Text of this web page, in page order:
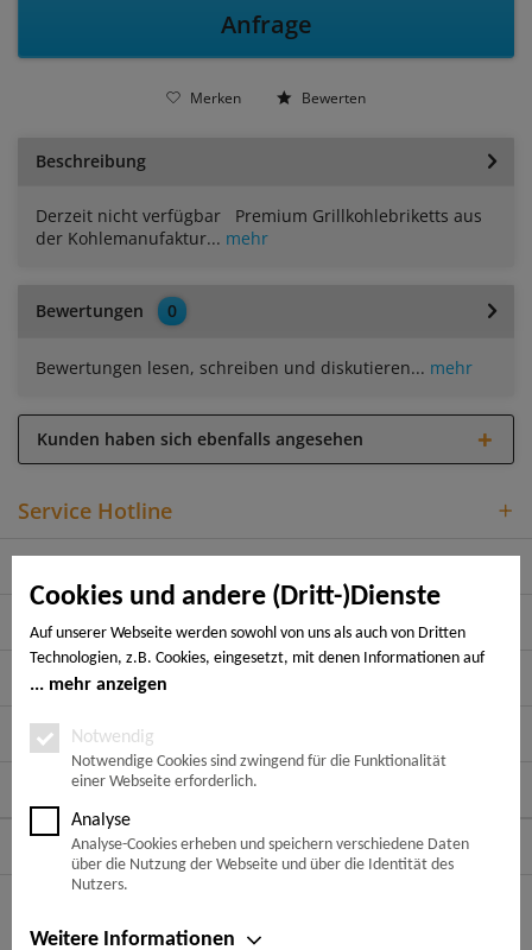
Cookies und andere (Dritt-)Dienste
Auf unserer Webseite werden sowohl von uns als auch von Dritten
Technologien, z.B. Cookies, eingesetzt, mit denen Informationen auf
Ihrem Endgerät gespeichert und/oder von Ihrem Endgerät abgerufen
Notwendige Cookies, Analyse-, Marketing- und Statistik-Cookies. Bei
den notwendigen Cookies handelt es sich um solche, die technisch
notwendig sind, um den von Ihnen gewünschten Dienst
bereitzustellen, die übrigen Cookies werden nur auf Grund einer von
Ihnen erteilten Einwilligung gesetzt. Die Einwilligung ist freiwillig.
Personen, die das 16. Lebensjahr noch nicht vollendet haben,
benötigen die Zustimmung der Sorgeberechtigten. Sie können Ihre
Sie dazu lediglich den Cookie-Banner erneut auf und ändern Sie Ihre
mehr anzeigen
Notwendig
Notwendige Cookies sind zwingend für die Funktionalität
einer Webseite erforderlich.
Analyse
Analyse-Cookies erheben und speichern verschiedene Daten
über die Nutzung der Webseite und über die Identität des
Nutzers.
Weitere Informationen
Anfrage
Merken Bewerten
Beschreibung
Derzeit nicht verfügbar Premium Grillkohlebriketts aus
der Kohlemanufaktur... mehr
Bewertungen 0
Bewertungen lesen, schreiben und diskutieren... mehr
Kunden haben sich ebenfalls angesehen
Service Hotline
Informationen
Rechtliches
Zahlungsarten
Folge uns auf:
Versandarten
* Alle Preise inkl. gesetzl. Mehrwertsteuer zzgl.
anders beschrieben